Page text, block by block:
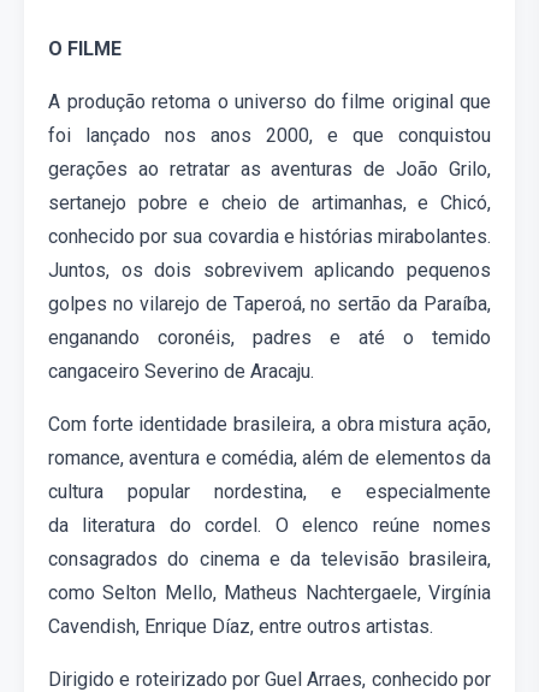
O FILME
A produção retoma o universo do filme original que
foi lançado nos anos 2000, e que conquistou
gerações ao retratar as aventuras deJoão Grilo,
sertanejo pobre e cheio de artimanhas, e Chicó,
conhecido por sua covardia e histórias mirabolantes.
Juntos, os dois sobrevivem aplicando pequenos
golpes no vilarejo de Taperoá, no sertão da Paraíba,
enganando coronéis, padres e até o temido
cangaceiro Severino de Aracaju.
Com forte identidade brasileira, a obra mistura ação,
romance, aventura e comédia, além de elementos da
cultura popular nordestina, e especialmente
da literatura do cordel. O elenco reúne nomes
consagrados do cinema e da televisão brasileira,
comoSelton Mello, Matheus Nachtergaele,Virgínia
Cavendish, Enrique Díaz, entre outros artistas.
Dirigido e roteirizado por Guel Arraes, conhecido por